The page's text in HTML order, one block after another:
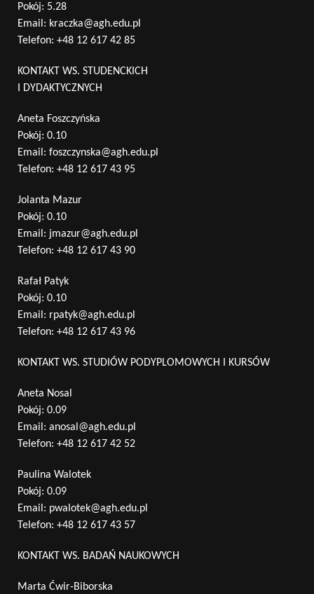
Pokój: 5.28
Email: kraczka@agh.edu.pl
Telefon: +48 12 617 42 85
KONTAKT WS. STUDENCKICH
I DYDAKTYCZNYCH
Aneta Foszczyńska
Pokój: 0.10
Email: foszczynska@agh.edu.pl
Telefon: +48 12 617 43 95
Jolanta Mazur
Pokój: 0.10
Email: jmazur@agh.edu.pl
Telefon: +48 12 617 43 90
Rafał Patyk
Pokój: 0.10
Email: rpatyk@agh.edu.pl
Telefon: +48 12 617 43 96
KONTAKT WS. STUDIÓW PODYPLOMOWYCH I KURSÓW
Aneta Nosal
Pokój: 0.09
Email: anosal@agh.edu.pl
Telefon: +48 12 617 42 52
Paulina Walotek
Pokój: 0.09
Email: pwalotek@agh.edu.pl
Telefon: +48 12 617 43 57
KONTAKT WS. BADAŃ NAUKOWYCH
Marta Ćwir-Biborska